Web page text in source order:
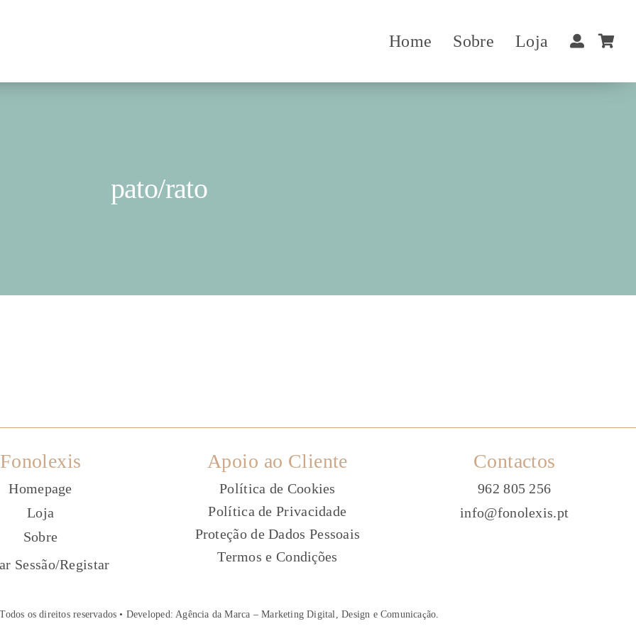
Home Sobre Loja
pato/rato
Fonolexis
Homepage
Loja
Sobre
Sessão/Registar
Apoio ao Cliente
Política de Cookies
Política de Privacidade
Proteção de Dados Pessoais
Termos e Condições
Contactos
962 805 256
info@fonolexis.pt
os direitos reservados • Developed:Agência da Marca – Marketing Digital, Design e Comunicação.